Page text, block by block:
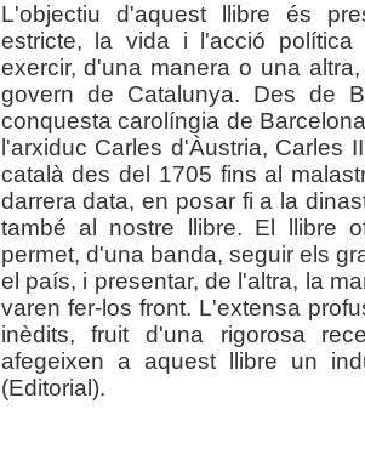
L'objectiu d'aquest llibre és
estricte, la vida i l'acció
exercir, d'una manera o una
govern de Catalunya. Des de
conquesta carolíngia de
l'arxiduc Carles d'Àustria, Carles
català des del 1705 fins al
darrera data, en posar fi a la
també al nostre llibre. El llibre
permet, d'una banda, seguir els
el país, i presentar, de l'altra, la
varen fer-los front. L'extensa
inèdits, fruit d'una rigorosa
afegeixen a aquest llibre un
(Editorial).